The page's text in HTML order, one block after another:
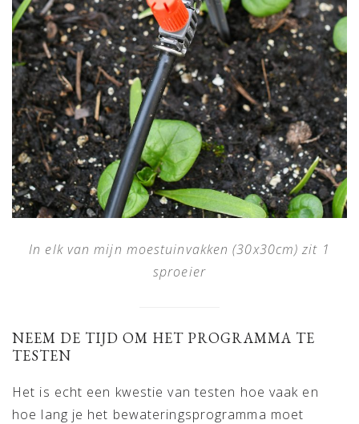
In elk van mijn moestuinvakken (30x30cm) zit 1
sproeier
NEEM DE TIJD OM HET PROGRAMMA TE
TESTEN
Het is echt een kwestie van testen hoe vaak en
hoe lang je het bewateringsprogramma moet